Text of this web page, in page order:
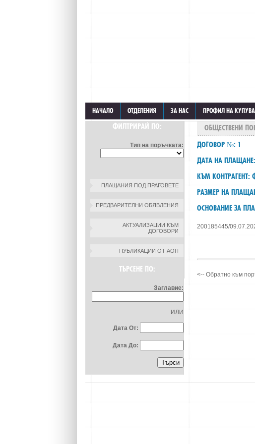
НАЧАЛО ОТДЕЛЕНИЯ ЗА НАС ПРОФИЛ НА
ФИЛТРИРАЙ ПО:
Тип на поръчката:
ПЛАЩАНИЯ ПОД ПРАГОВЕТЕ
ПРЕДВАРИТЕЛНИ ОБЯВЛЕНИЯ
АКТУАЛИЗАЦИИ КЪМ
ДОГОВОРИ
ПУБЛИКАЦИИ ОТ АОП
ТЪРСЕНЕ ПО:
Заглавие:
ИЛИ
Дата От:
Дата До:
ОБЩЕСТВЕНИ
ДОГОВОР №: 1
ДАТА НА
КЪМ КОНТРАГЕНТ:
РАЗМЕР НА
ОСНОВАНИЕ ЗА
200185445/
<-- Обратно към